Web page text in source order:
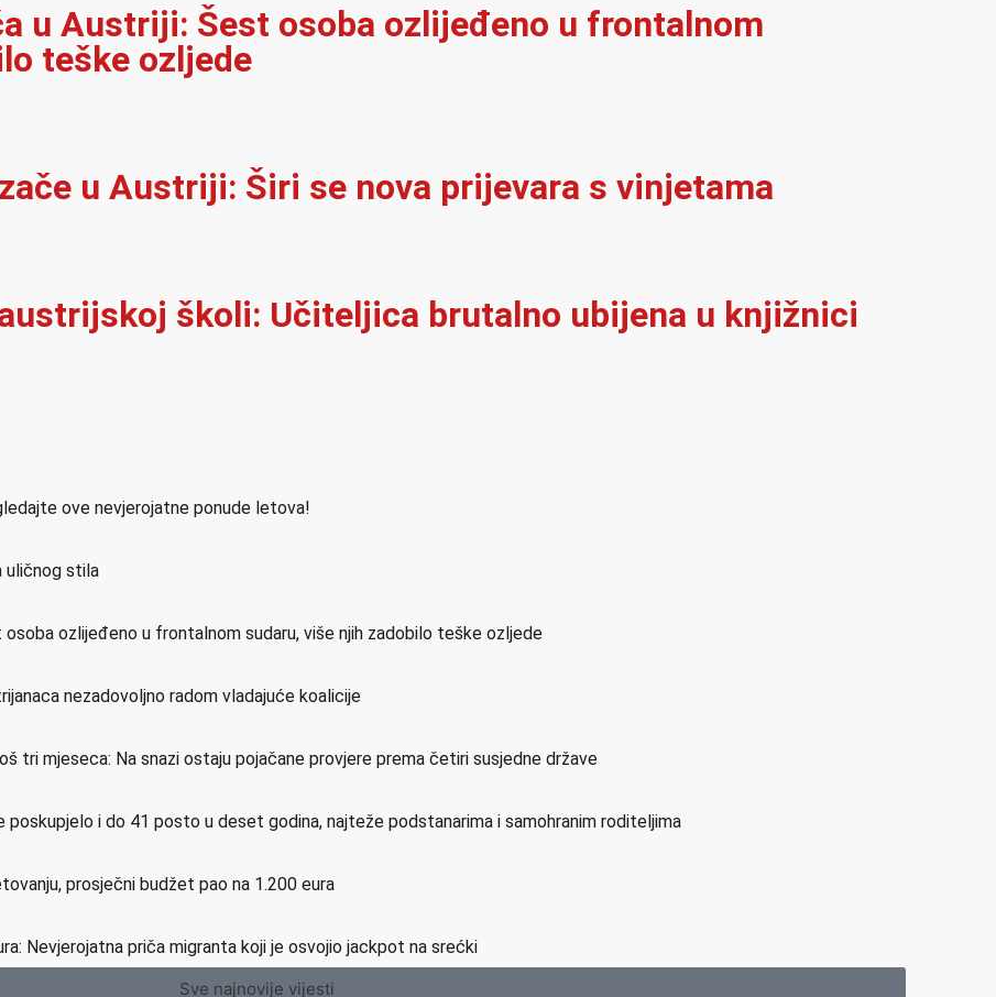
u Austriji: Šest osoba ozlijeđeno u frontalnom
teške ozljede
u Austriji: Širi se nova prijevara s vinjetama
školi: Učiteljica brutalno ubijena u knjižnici
ove nevjerojatne ponude letova!
uličnog stila
ozlijeđeno u frontalnom sudaru, više njih zadobilo teške ozljede
nezadovoljno radom vladajuće koalicije
tri mjeseca: Na snazi ostaju pojačane provjere prema četiri susjedne države
poskupjelo i do 41 posto u deset godina, najteže podstanarima i samohranim roditeljima
prosječni budžet pao na 1.200 eura
Nevjerojatna priča migranta koji je osvojio jackpot na srećki
Sve najnovije vijesti